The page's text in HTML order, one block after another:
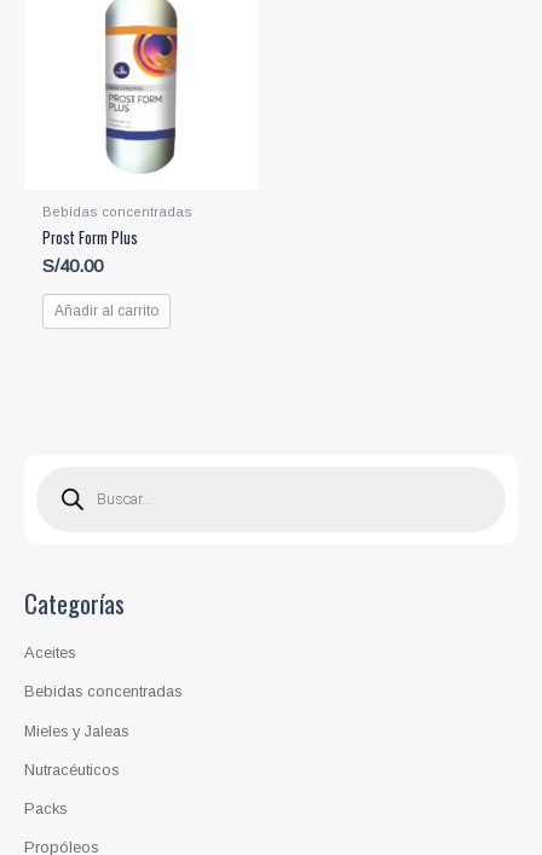
e
p
o
d
c
s
Categorías
Aceites
Bebidas concentradas
Mieles y Jaleas
Nutracéuticos
Packs
Propóleos
Bebidas concentradas
Prost Form Plus
S/40.00
Añadir al carrito